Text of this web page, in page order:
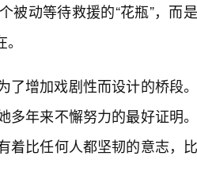
被动等待救援的“花瓶”，而
了增加戏剧性而设计的桥段
多年来不懈努力的最好证明
着比任何人都坚韧的意志，